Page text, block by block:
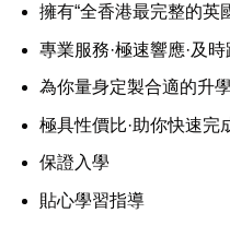
擁有“全香港最完整的英
專業服務·極速響應·及時
為你量身定製合適的升
極具性價比·助你快速完
保證入學
貼心學習指導